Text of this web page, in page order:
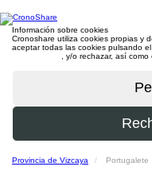
Información sobre cookies
Cronoshare utiliza cookies propias y
aceptar todas las cookies pulsando
, y/o rechazar, así
Provincia de Vizcaya Portugalete